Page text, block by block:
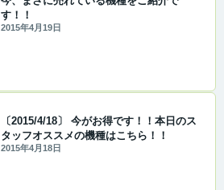
す！！
2015年4月19日
〔2015/4/18〕 今がお得です！！本日のス
タッフオススメの機種はこちら！！
2015年4月18日